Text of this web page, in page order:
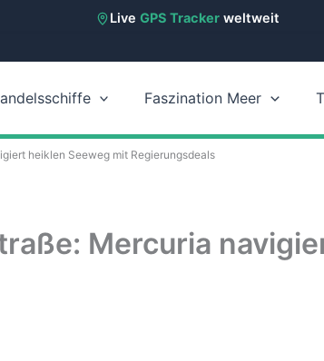
Live GPS Trackerweltweit
Faszination Meer
heiklen Seeweg mit Regierungsdeals
Mercuria